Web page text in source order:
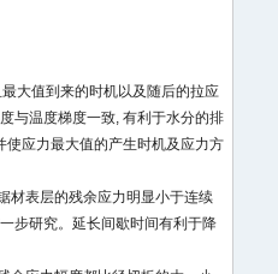
大值到来的时机以及随后的拉应
与温度梯度一致, 有利于水分的排
使应力最大值的产生时机及应力方
材表层的残余应力明显小于连续
步研究。延长间歇时间有利于降